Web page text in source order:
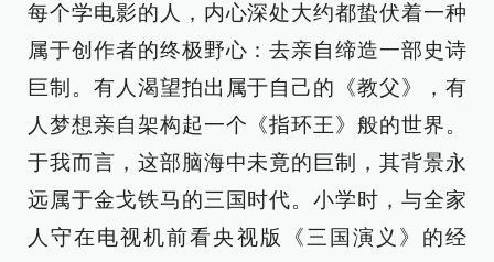
每个学电影的人，内心深处大约都蛰伏着一种
属于创作者的终极野心：去亲自缔造一部史诗
巨制。有人渴望拍出属于自己的《教父》，有
人梦想亲自架构起一个《指环王》般的世界。
于我而言，这部脑海中未竟的巨制，其背景永
远属于金戈铁马的三国时代。小学时，与全家
人守在电视机前看央视版《三国演义》的经